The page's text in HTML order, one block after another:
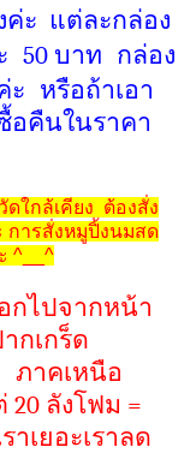
ะ แต่ละกล่อง
50 บาท กล่อง
ะ หรือถ้าเอา
อคืนในราคา
ใกล้เคียง ต้องสั่ง
การสั่งหมูปิ้งนมสด
^__^
ไปจากหน้า
กเกร็ด
ภาคเหนือ
ลังโฟม =
เยอะเราลด